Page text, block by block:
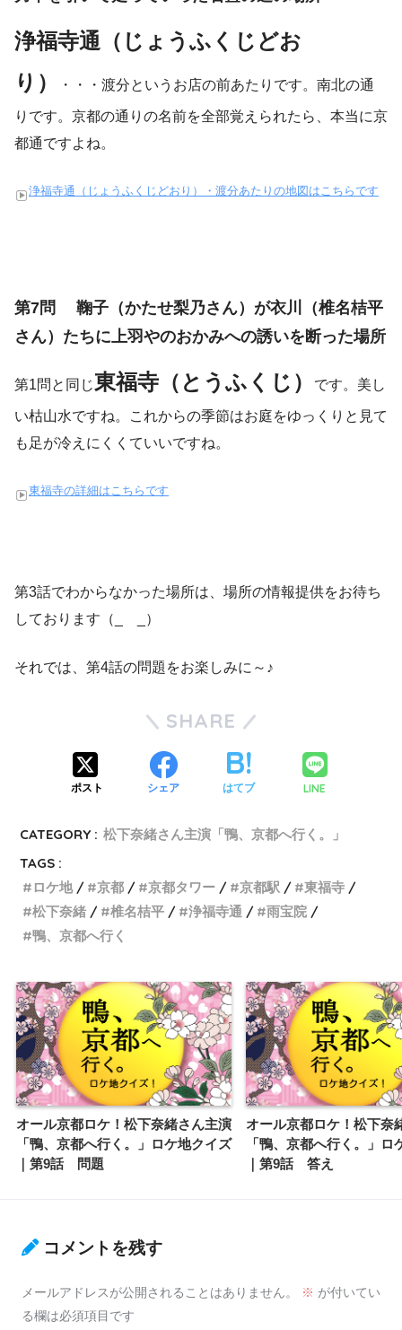
浄福寺通（じょうふくじどお
り）
・・・渡分というお店の前あたりです。南北の通
りです。京都の通りの名前を全部覚えられたら、本当に京
都通ですよね。
浄福寺通（じょうふくじどおり）・渡分あたりの地図はこちらです
第7問 鞠子（かたせ梨乃さん）が衣川（椎名桔平
さん）たちに上羽やのおかみへの誘いを断った場所
第1問と同じ東福寺（とうふくじ） です。美し
い枯山水ですね。これからの季節はお庭をゆっくりと見て
も足が冷えにくくていいですね。
東福寺の詳細はこちらです
第3話でわからなかった場所は、場所の情報提供をお待ち
しております（_ _）
それでは、第4話の問題をお楽しみに～♪
SHARE
ポスト シェア はてブ LINE
CATEGORY : 松下奈緒さん主演「鴨、京都へ行く。」
TAGS :
ロケ地
京都 京都タワー 京都駅
東福寺
松下奈緒
椎名桔平 浄福寺通
雨宝院
鴨、京都へ行く
オール京都ロケ！松下奈緒さん主演
「鴨、京都へ行く。」ロケ地クイズ
｜第9話 問題
オール京都ロケ！松下奈
「鴨、京都へ行く。」ロ
｜第9話 答え
コメントを残す
メールアドレスが公開されることはありません。 ※ が付いてい
る欄は必須項目です